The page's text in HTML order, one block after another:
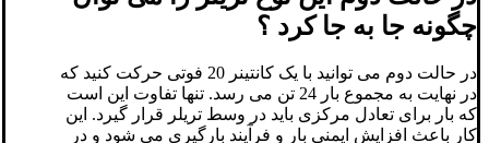
چگونه جا به جا کرد ؟
در حالت دوم می توانید با یک کانتینر 20 فوتی حرکت کنید که
در نهایت به مجموع بار 24 تن می رسد. تنها تفاوت این است
که بار برای تعادل مرکزی باید در وسط تریلر قرار گیرد. این
کار باعث افزایش ایمنی بار و فرآیند بارگیری می شود و در